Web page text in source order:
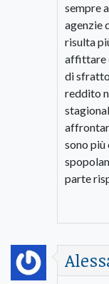
sempre
agenzie
risulta
affittare
di
reddito
sono più
parte